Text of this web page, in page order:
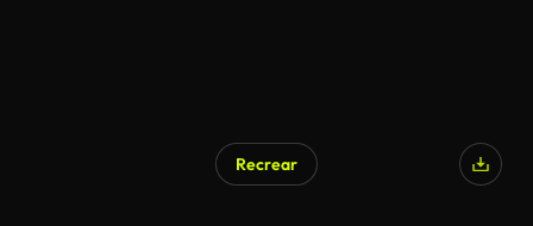
Recrear